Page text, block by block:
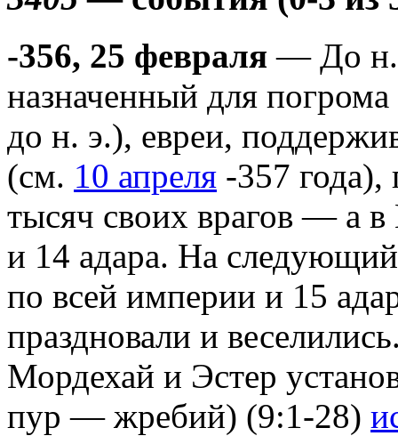
-356, 25 февраля — До н.
назначенный для
до н. э.), евреи,
(cм. 10 апреля -357 года),
тысяч своих врагов — а
и 14 адара. На
по всей империи и 15
праздновали и
Мордехай и Эстер
пур — жребий) (9:1-28)